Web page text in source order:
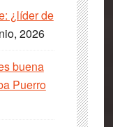
¿líder de
2026
buena
Puerro